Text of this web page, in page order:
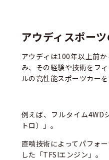
アウディスポー
アウディは100年以上前
み、その経験や技術をフ
ルの高性能スポーツカー
例えば、フルタイム
トロ）」。
直噴技術によってパフォ
した「TFSIエンジン」。